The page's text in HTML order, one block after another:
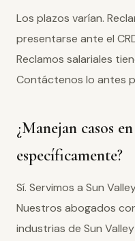
Los plazos varían.
presentarse ante el
Reclamos salariales
Contáctenos lo antes
¿Manejan casos
específicamente?
Sí. Servimos a Sun
Nuestros abogados
industrias de Sun